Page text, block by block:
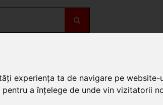
experiența ta de navigare pe
a înțelege de unde vin vizitatorii
Altele Baloane aurii "6" 70.5x108.8cm SB-607055